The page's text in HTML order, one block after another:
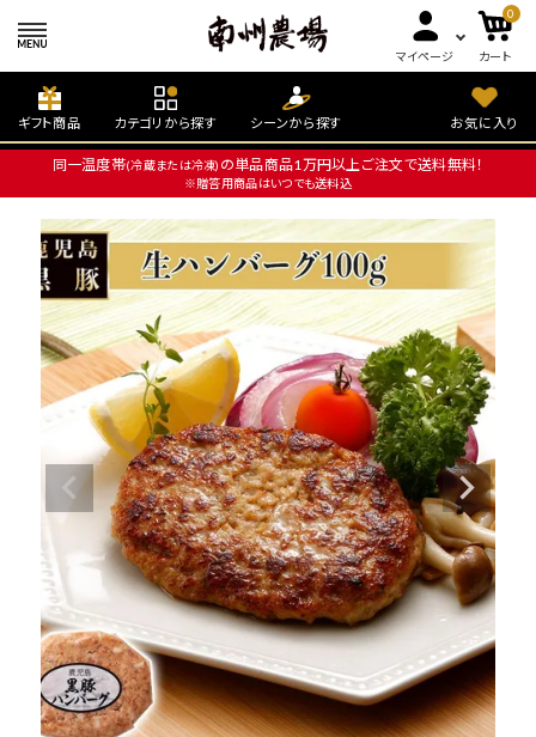
マイページ
0
カート
ギフト商品 カテゴリから探す シーンから探す お気に入り
同一温度帯(冷蔵または冷凍) の単品商品1万円以上ご注文で送料無料！
※贈答用商品はいつでも送料込